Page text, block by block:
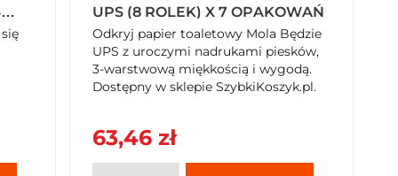
UPS (8 ROLEK) X 7 OPAKOWAŃ
Odkryj papier toaletowy Mola Będzie
UPS z uroczymi nadrukami piesków,
3-warstwową miękkością i wygodą.
Dostępny w sklepie SzybkiKoszyk.pl.
63,46 zł